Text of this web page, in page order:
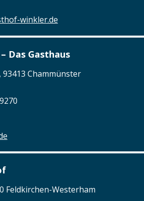
winkler.de
Das Gasthaus
Chammünster
Feldkirchen-Westerham